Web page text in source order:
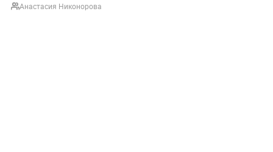
Анастасия Никонорова